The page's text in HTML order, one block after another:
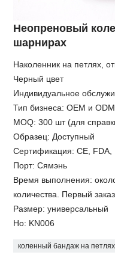
Неопреновый
шарнирах
Наколенник на петлях,
Черный цвет
Индивидуальное
Тип бизнеса: OEM и
MOQ: 300 шт (для
Образец: Доступный
Сертификация: CE, FDA,
Порт: Сямэнь
Время выполнения:
количества. Первый
Размер: универсальный
Но: KN006
коленный бандаж на петлях